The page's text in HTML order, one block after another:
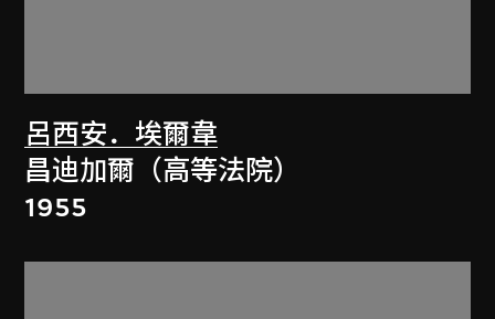
呂西安．埃爾韋
昌迪加爾（高等法院）
1955